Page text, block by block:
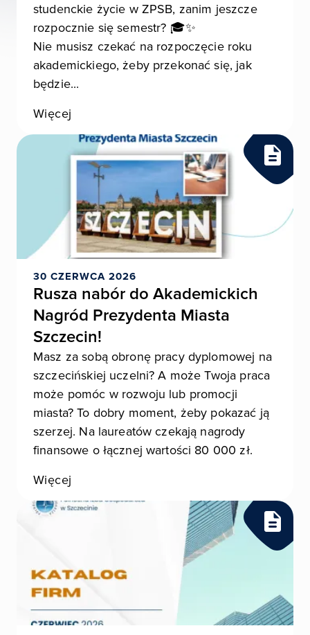
studenckie życie w ZPSB, zanim jeszcze
rozpocznie się semestr? 🎓✨
Nie musisz czekać na rozpoczęcie roku
akademickiego, żeby przekonać się, jak
będzie...
Więcej
30 CZERWCA 2026
Rusza nabór do Akademickich
Nagród Prezydenta Miasta
Szczecin!
Masz za sobą obronę pracy dyplomowej na
szczecińskiej uczelni? A może Twoja praca
może pomóc w rozwoju lub promocji
miasta? To dobry moment, żeby pokazać ją
szerzej. Na laureatów czekają nagrody
finansowe o łącznej wartości 80 000 zł.
Więcej